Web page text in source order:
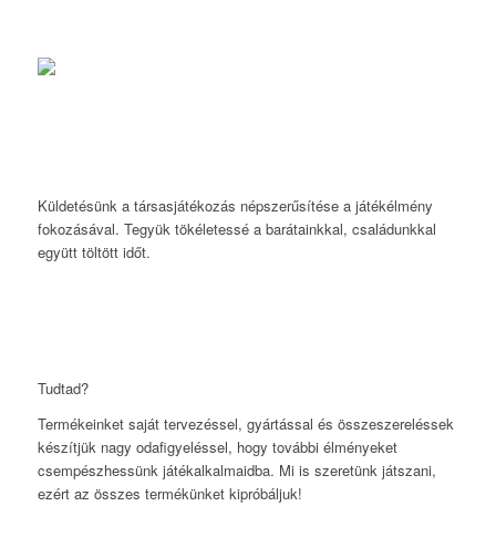
Küldetésünk a társasjátékozás népszerűsítése a játékélmény
fokozásával. Tegyük tökéletessé a barátainkkal, családunkkal
együtt töltött időt.
Tudtad?
Termékeinket saját tervezéssel, gyártással és összeszereléssek
készítjük nagy odafigyeléssel, hogy további élményeket
csempészhessünk játékalkalmaidba. Mi is szeretünk játszani,
ezért az összes termékünket kipróbáljuk!